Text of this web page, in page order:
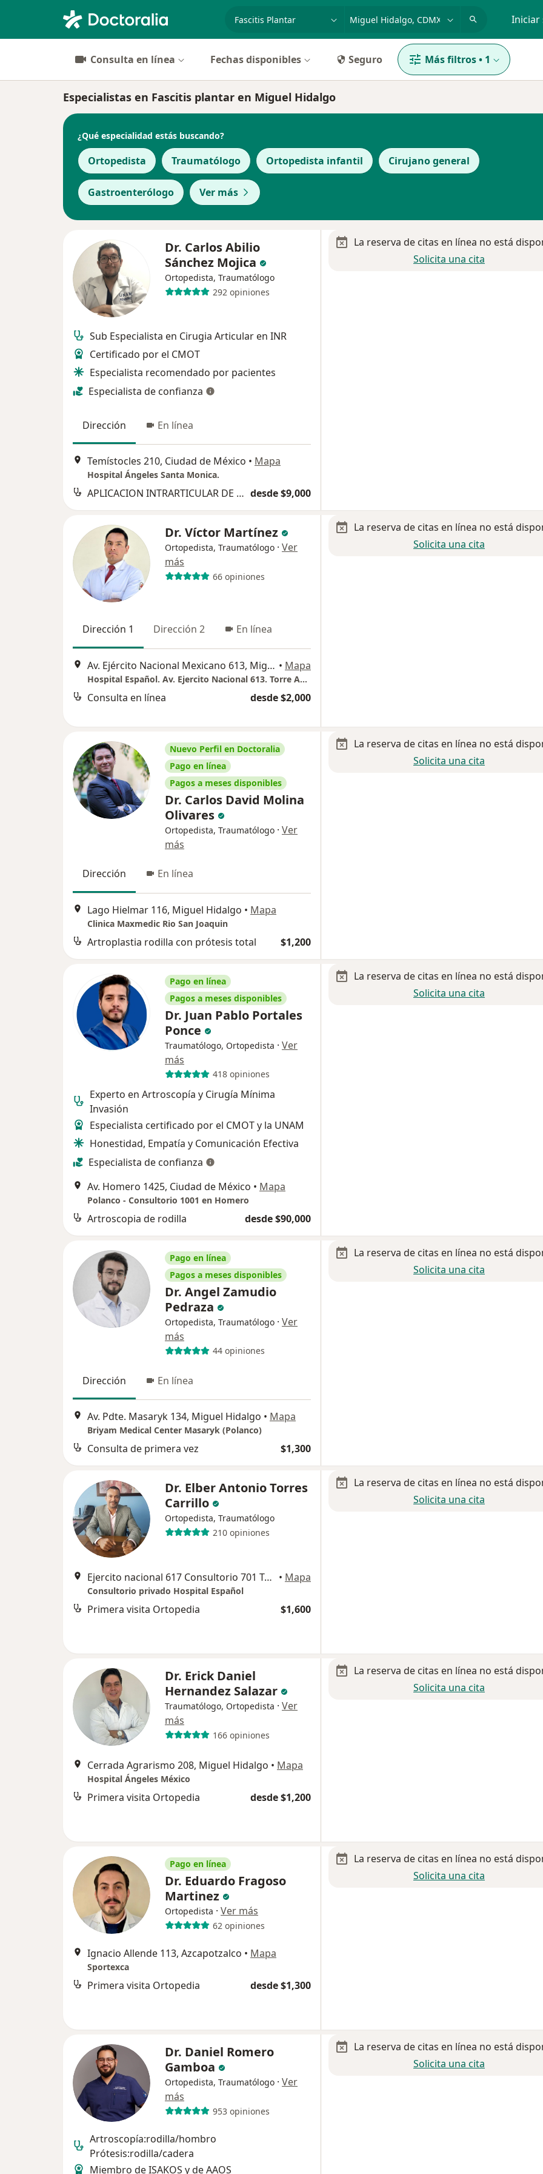
Iniciar
Consulta en línea Fechas disponibles Seguro Más filtros• 1
Especialistas en Fascitis plantar en Miguel Hidalgo
¿Qué especialidad estás buscando?
Ortopedista Traumatólogo Ortopedista infantil Cirujano general
Gastroenterólogo Ver más
Dr. Carlos Abilio
Sánchez Mojica
Ortopedista, Traumatólogo
292 opiniones
Sub Especialista en Cirugia Articular en INR
Certificado por el CMOT
Especialista recomendado por pacientes
Especialista de confianza
Dirección En línea
Temístocles 210, Ciudad de México • Mapa
Hospital Ángeles Santa Monica.
APLICACION INTRARTICULAR DE PLASMA RICO EN PLAQUETAS desde $9,000
La reserva de citas en línea no está
Solicita una cita
Dr. Víctor Martínez
Ortopedista, Traumatólogo · Ver
más
66 opiniones
Dirección 1 Dirección 2 En línea
Av. Ejército Nacional Mexicano 613, Miguel Hidalgo • Mapa
Hospital Español. Av. Ejercito Nacional 613. Torre Antonino Fernandez, Consultorio 504
Consulta en línea desde $2,000
La reserva de citas en línea no está
Solicita una cita
Nuevo Perfil en Doctoralia
Pago en línea
Pagos a meses disponibles
Dr. Carlos David Molina
Olivares
Ortopedista, Traumatólogo · Ver
más
Dirección En línea
Lago Hielmar 116, Miguel Hidalgo • Mapa
Clinica Maxmedic Rio San Joaquin
Artroplastia rodilla con prótesis total $1,200
La reserva de citas en línea no está
Solicita una cita
Pago en línea
Pagos a meses disponibles
Dr. Juan Pablo Portales
Ponce
Traumatólogo, Ortopedista · Ver
más
418 opiniones
Experto en Artroscopía y Cirugía Mínima
Invasión
Especialista certificado por el CMOT y la UNAM
Honestidad, Empatía y Comunicación Efectiva
Especialista de confianza
Av. Homero 1425, Ciudad de México • Mapa
Polanco - Consultorio 1001 en Homero
Artroscopia de rodilla desde $90,000
La reserva de citas en línea no está
Solicita una cita
Pago en línea
Pagos a meses disponibles
Dr. Angel Zamudio
Pedraza
Ortopedista, Traumatólogo · Ver
más
44 opiniones
Dirección En línea
Av. Pdte. Masaryk 134, Miguel Hidalgo • Mapa
Briyam Medical Center Masaryk (Polanco)
Consulta de primera vez $1,300
La reserva de citas en línea no está
Solicita una cita
Dr. Elber Antonio Torres
Carrillo
Ortopedista, Traumatólogo
210 opiniones
Ejercito nacional 617 Consultorio 701 Torre Rosario Diez Colonia Granada, Miguel Hidalgo • Mapa
Consultorio privado Hospital Español
Primera visita Ortopedia $1,600
La reserva de citas en línea no está
Solicita una cita
Dr. Erick Daniel
Hernandez Salazar
Traumatólogo, Ortopedista · Ver
más
166 opiniones
Cerrada Agrarismo 208, Miguel Hidalgo • Mapa
Hospital Ángeles México
Primera visita Ortopedia desde $1,200
La reserva de citas en línea no está
Solicita una cita
Pago en línea
Dr. Eduardo Fragoso
Martinez
Ortopedista · Ver más
62 opiniones
Ignacio Allende 113, Azcapotzalco • Mapa
Sportexca
Primera visita Ortopedia desde $1,300
La reserva de citas en línea no está
Solicita una cita
Dr. Daniel Romero
Gamboa
Ortopedista, Traumatólogo · Ver
más
953 opiniones
Artroscopía:rodilla/hombro
Prótesis:rodilla/cadera
Miembro de ISAKOS y de AAOS
La reserva de citas en línea no está
Solicita una cita